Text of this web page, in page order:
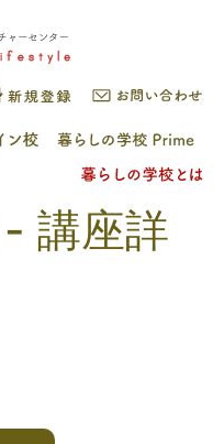
講座詳